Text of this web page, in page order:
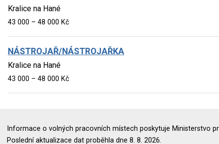
Kralice na Hané
43 000 – 48 000 Kč
NÁSTROJAŘ/NÁSTROJAŘKA
Kralice na Hané
43 000 – 48 000 Kč
Informace o volných pracovních místech poskytuje Ministerstvo
Poslední aktualizace dat proběhla dne 8. 8. 2026.